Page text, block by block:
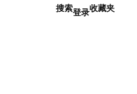
搜索登录收藏夹